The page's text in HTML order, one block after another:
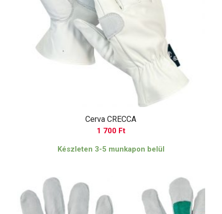
Cerva CRECCA
1 700 Ft
Készleten 3-5 munkapon belül